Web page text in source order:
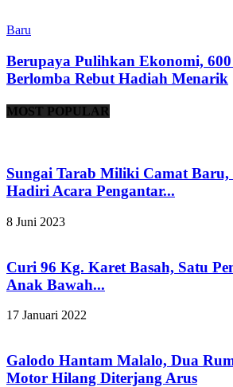
Baru
Berupaya Pulihkan Ekonomi,
Berlomba Rebut Hadiah Menarik
MOST POPULAR
Sungai Tarab Miliki Camat
Hadiri Acara Pengantar...
8 Juni 2023
Curi 96 Kg. Karet Basah, Satu
Anak Bawah...
17 Januari 2022
Galodo Hantam Malalo, Dua
Motor Hilang Diterjang Arus